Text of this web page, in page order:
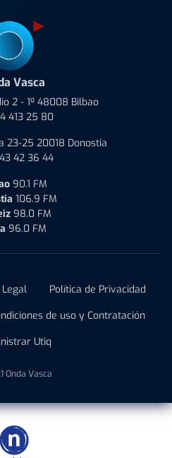
Vasca
2 - 1º 48008 Bilbao
413 25 80
23-25 20018 Donostia
42 36 44
90.1 FM
106.9 FM
98.0 FM
96.0 FM
Política de Privacidad
de uso y Contratación
Utiq
Onda Vasca